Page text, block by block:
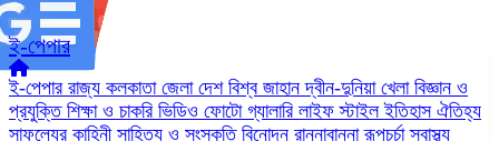
ই-পেপার
ই-পেপার রাজ্য কলকাতা জেলা দেশ বিশ্ব জাহানদ্বীন-দুনিয়া খেলা বিজ্ঞান ও
প্রযুক্তি শিক্ষা ও চাকরি ভিডিও ফোটো গ্যালারি লাইফ স্টাইলইতিহাস ঐতিহ্য
সাফল্যের কাহিনী সাহিত্য ও সংস্কৃতি বিনোদন রান্নাবান্নারূপচর্চাস্বাস্থ্য